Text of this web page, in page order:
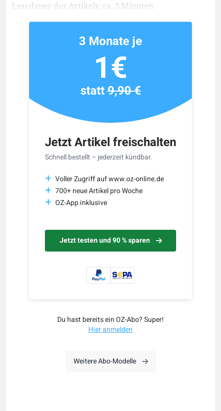
Lesedauer des Artikels: ca. 3 Minuten
Jetzt Artikel freischalten
Schnell bestellt – jederzeit kündbar.
Voller Zugriff auf www.oz-online.de
700+ neue Artikel pro Woche
OZ-App inklusive
Jetzt testen und 90 % sparen
3 Monate je
1€
statt9,90 €
Du hast bereits ein OZ-Abo? Super!
Hier anmelden
Weitere Abo-Modelle